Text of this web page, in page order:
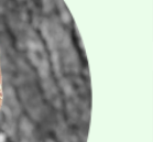
mon prochain commentaire.